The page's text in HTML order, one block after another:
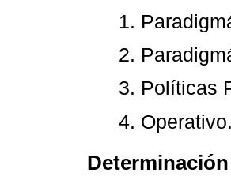
1.
2.
3. Políticas
4. Operativo.